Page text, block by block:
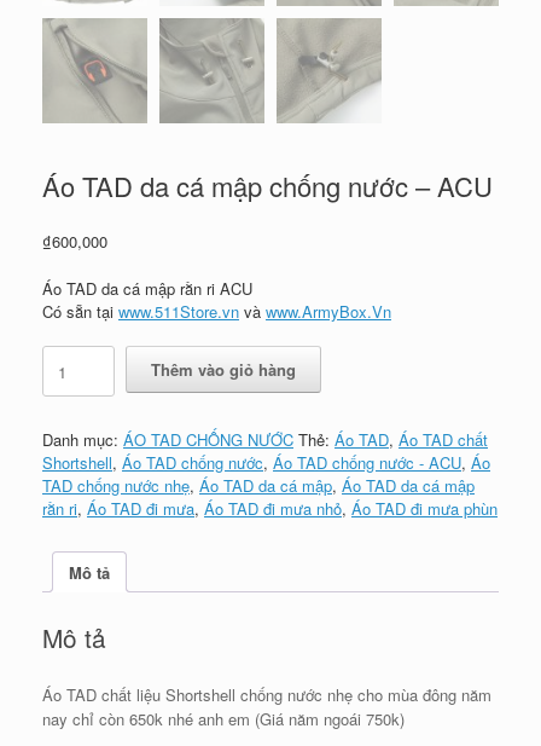
Áo TAD da cá mập chống nước – ACU
₫600,000
Áo TAD da cá mập rằn ri ACU
Có sẵn tại www.511Store.vn và www.ArmyBox.Vn
TAD
da
mập
chống
nước
-
lượng
Thêm vào giỏ hàng
Danh mục: ÁO TAD CHỐNG NƯỚC Thẻ: Áo TAD, Áo TAD chất
Shortshell, Áo TAD chống nước, Áo TAD chống nước - ACU, Áo
TAD chống nước nhẹ, Áo TAD da cá mập, Áo TAD da cá mập
rằn ri, Áo TAD đi mưa, Áo TAD đi mưa nhỏ, Áo TAD đi mưa phùn
Mô tả
Mô tả
Áo TAD chất liệu Shortshell chống nước nhẹ cho mùa đông năm
nay chỉ còn 650k nhé anh em (Giá năm ngoái 750k)